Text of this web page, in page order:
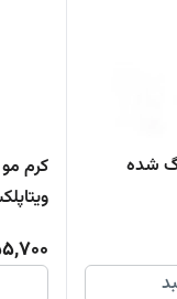
شده
کرم